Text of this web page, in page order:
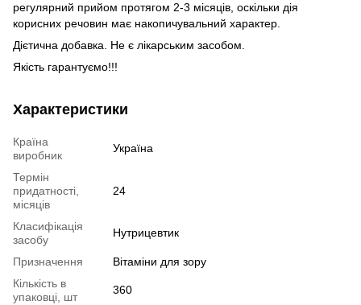
регулярний прийом протягом 2-3 місяців, оскільки дія
корисних речовин має накопичувальний характер.
Дієтична добавка. Не є лікарським засобом.
Якість гарантуємо!!!
Характеристики
Країна
виробник
Україна
Термін
придатності,
місяців
24
Класифікація
засобу
Нутрицевтик
Призначення
Вітаміни для зору
Кількість в
упаковці, шт
360